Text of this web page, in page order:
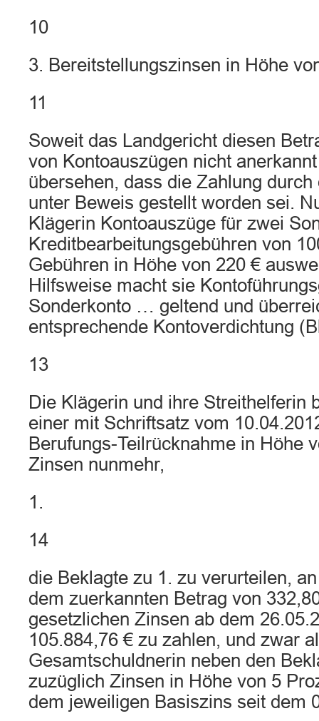
10
3. Bereitstellungszinsen in Höhe
11
Soweit das Landgericht diesen
von Kontoauszügen nicht
übersehen, dass die Zahlung
unter Beweis gestellt worden sei.
Klägerin Kontoauszüge für zwei
Kreditbearbeitungsgebühren von
Gebühren in Höhe von 220 €
Hilfsweise macht sie
Sonderkonto … geltend und
entsprechende Kontoverdichtung
13
Die Klägerin und ihre Streithelferin
einer mit Schriftsatz vom
Berufungs-Teilrücknahme in Höhe
Zinsen nunmehr,
1.
14
die Beklagte zu 1. zu verurteilen,
dem zuerkannten Betrag von
gesetzlichen Zinsen ab dem
105.884,76 € zu zahlen, und zwar
Gesamtschuldnerin neben den
zuzüglich Zinsen in Höhe von 5
dem jeweiligen Basiszins seit dem